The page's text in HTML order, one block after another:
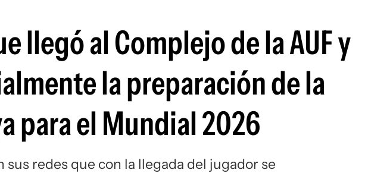
Siguenos en:
llegó al Complejo de la AUF y
la preparación de la
para el Mundial 2026
redes que con la llegada del jugador se